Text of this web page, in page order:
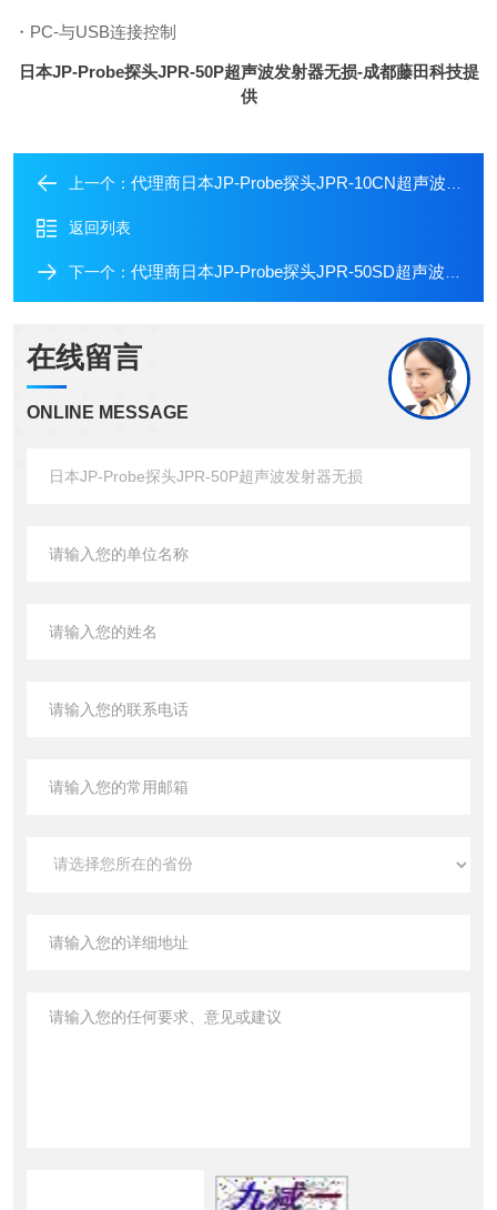
・PC-与USB连接控制
日本JP-Probe探头JPR-50P超声波发射器无损-成都藤田科技提
供
上一个： 代理商日本JP-Probe探头JPR-10CN超声波发射器无损
返回列表
下一个： 代理商日本JP-Probe探头JPR-50SD超声波发射器小型
在线留言
ONLINE MESSAGE